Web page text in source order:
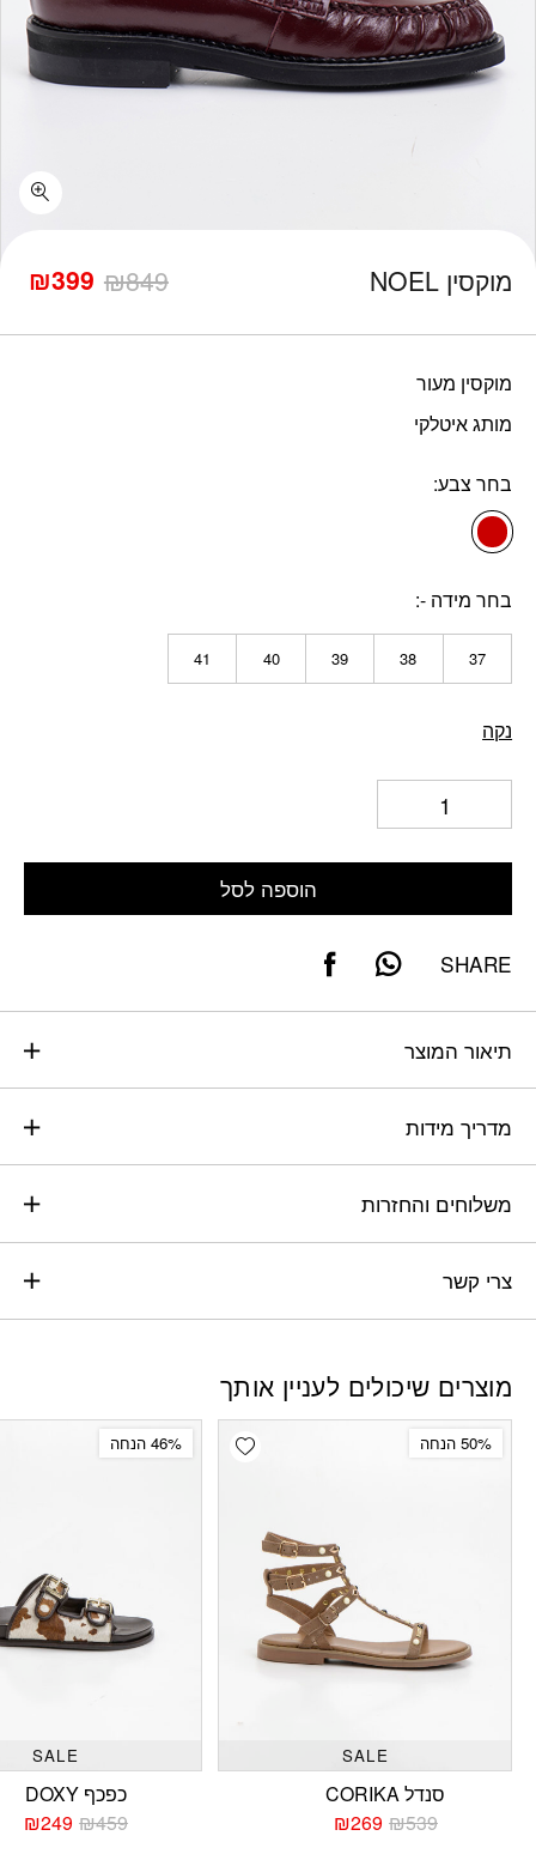
מוקסין NOEL ₪849
המחיר
המקורי
₪399 המחיר
הנוכחי
מוקסין מעור
מותג איטלקי
בחר צבע
בחר מידה -
37
38
39
40
41
נקה
הוספה לסל
SHARE
תיאור המוצר
מדריך מידות
משלוחים והחזרות
צרי קשר
מוצרים שיכולים לעניין אותך
Add wishlist 50% הנחה
SALE
סנדל CORIKA
₪539
המחיר
₪269המחיר
46% הנחה
SALE
כפכף DOXY
₪459
₪249